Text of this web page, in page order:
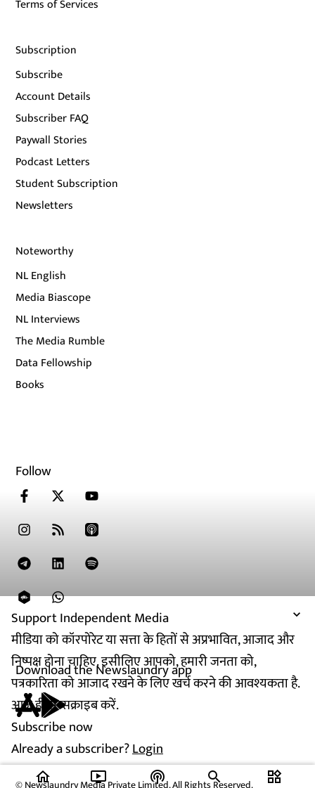
Support Independent Media
मीडिया को कॉरपोरेट या सत्ता के हितों से अप्रभावित, आजाद और
निष्पक्ष होना चाहिए. इसीलिए आपको, हमारी जनता को,
पत्रकारिता को आजाद रखने के लिए खर्च करने की आवश्यकता है.
आज ही सब्सक्राइब करें.
Subscribe now
Already a subscriber?Login
Terms of Services
Subscription
Subscribe
Account Details
Subscriber FAQ
Paywall Stories
Podcast Letters
Student Subscription
Newsletters
Noteworthy
NL English
Media Biascope
NL Interviews
The Media Rumble
Data Fellowship
Books
Follow
Download the Newslaundry app
© Newslaundry Media Private Limited. All Rights Reserved.
home ondemand_video podcasts widgets